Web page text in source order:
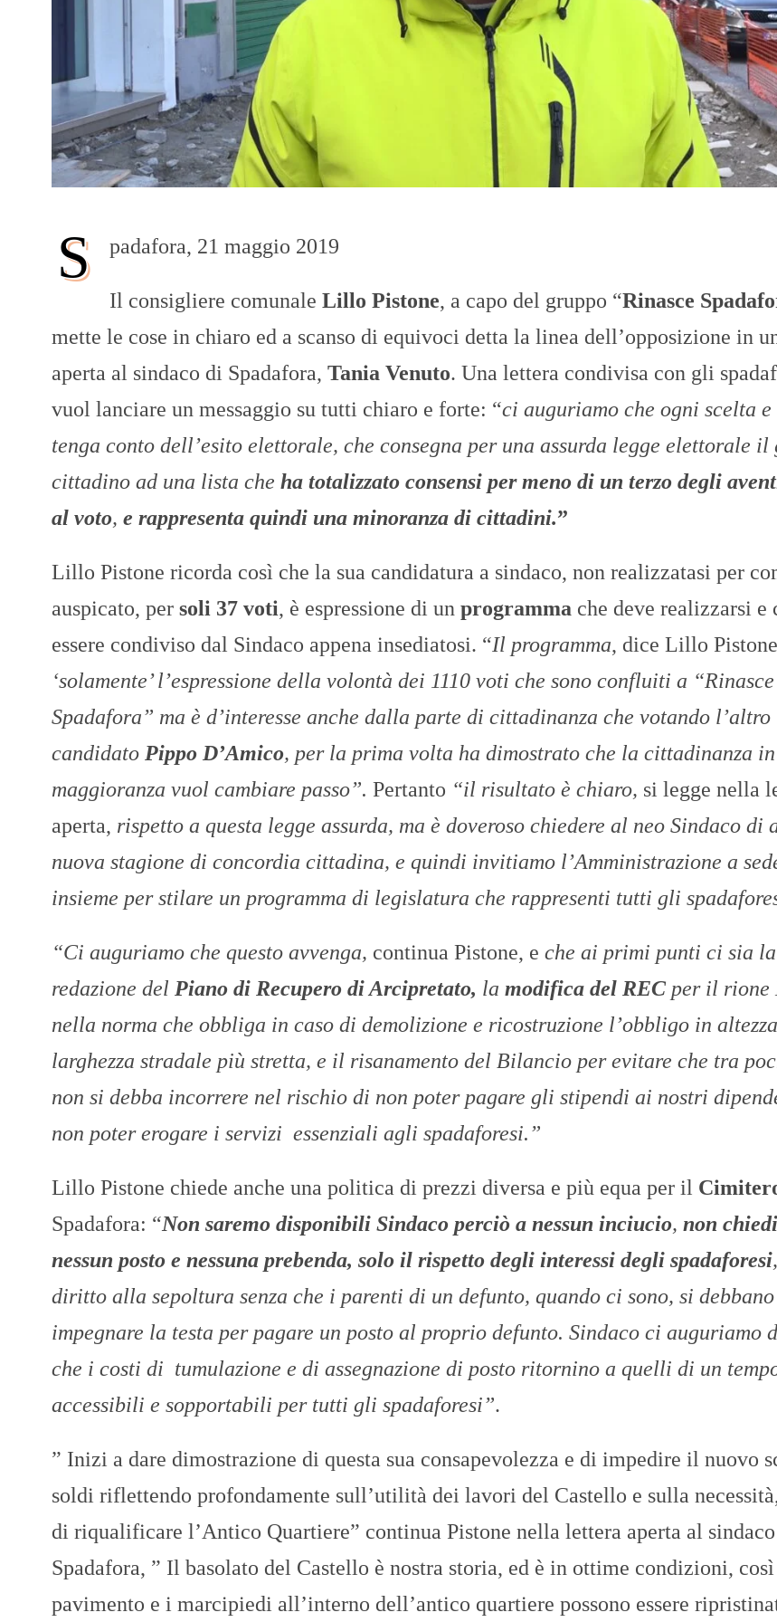
O
R
t
N
S padafora, 21 maggio 2019
Il consigliere comunale Lillo Pistone, a capo del gruppo “Rinasce
mette le cose in chiaro ed a scanso di equivoci detta la linea dell’opposizione in
aperta al sindaco di Spadafora, Tania Venuto. Una lettera condivisa con gli
vuol lanciare un messaggio su tutti chiaro e forte: “ci auguriamo che ogni scelta e
tenga conto dell’esito elettorale, che consegna per una assurda legge elettorale il
cittadino ad una lista che ha totalizzato consensi per meno di un terzo degli
al voto, e rappresenta quindi una minoranza di cittadini.”
Lillo Pistone ricorda così che la sua candidatura a sindaco, non realizzatasi per
auspicato, per soli 37 voti, è espressione di un programma che deve realizzarsi e
essere condiviso dal Sindaco appena insediatosi. “Il programma, dice Lillo
‘solamente’ l’espressione della volontà dei 1110 voti che sono confluiti a “Rinasce
Spadafora” ma è d’interesse anche dalla parte di cittadinanza che votando l’altro
candidato Pippo D’Amico, per la prima volta ha dimostrato che la cittadinanza in
maggioranza vuol cambiare passo”. Pertanto “il risultato è chiaro, si legge nella
aperta, rispetto a questa legge assurda, ma è doveroso chiedere al neo Sindaco di
nuova stagione di concordia cittadina, e quindi invitiamo l’Amministrazione a
insieme per stilare un programma di legislatura che rappresenti tutti gli
“Ci auguriamo che questo avvenga, continua Pistone, e che ai primi punti ci sia la
redazione del Piano di Recupero di Arcipretato, la modifica del REC per il rione
nella norma che obbliga in caso di demolizione e ricostruzione l’obbligo in
larghezza stradale più stretta, e il risanamento del Bilancio per evitare che tra
non si debba incorrere nel rischio di non poter pagare gli stipendi ai nostri
non poter erogare i servizi essenziali agli spadaforesi.”
Lillo Pistone chiede anche una politica di prezzi diversa e più equa per il
Spadafora: “Non saremo disponibili Sindaco perciò a nessun inciucio, non
nessun posto e nessuna prebenda, solo il rispetto degli interessi degli spadaforesi
diritto alla sepoltura senza che i parenti di un defunto, quando ci sono, si debbano
impegnare la testa per pagare un posto al proprio defunto. Sindaco ci auguriamo
che i costi di tumulazione e di assegnazione di posto ritornino a quelli di un
accessibili e sopportabili per tutti gli spadaforesi”.
” Inizi a dare dimostrazione di questa sua consapevolezza e di impedire il nuovo
soldi riflettendo profondamente sull’utilità dei lavori del Castello e sulla
di riqualificare l’Antico Quartiere” continua Pistone nella lettera aperta al
Spadafora, ” Il basolato del Castello è nostra storia, ed è in ottime condizioni,
pavimento e i marcipiedi all’interno dell’antico quartiere possono essere